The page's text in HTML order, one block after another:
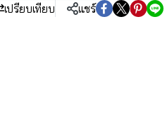
เปรียบเทียบ แชร์